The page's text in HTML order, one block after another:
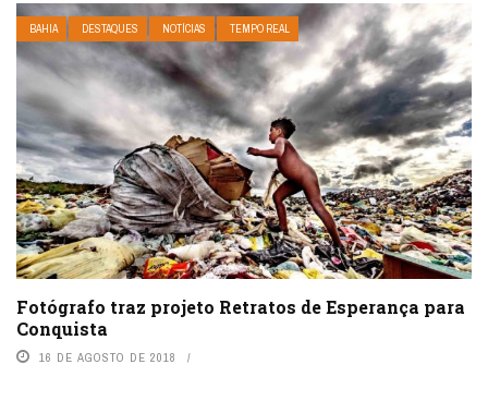
BAHIA DESTAQUES NOTÍCIAS TEMPO REAL
Fotógrafo traz projeto Retratos de Esperança para
Conquista
16 DE AGOSTO DE 2018